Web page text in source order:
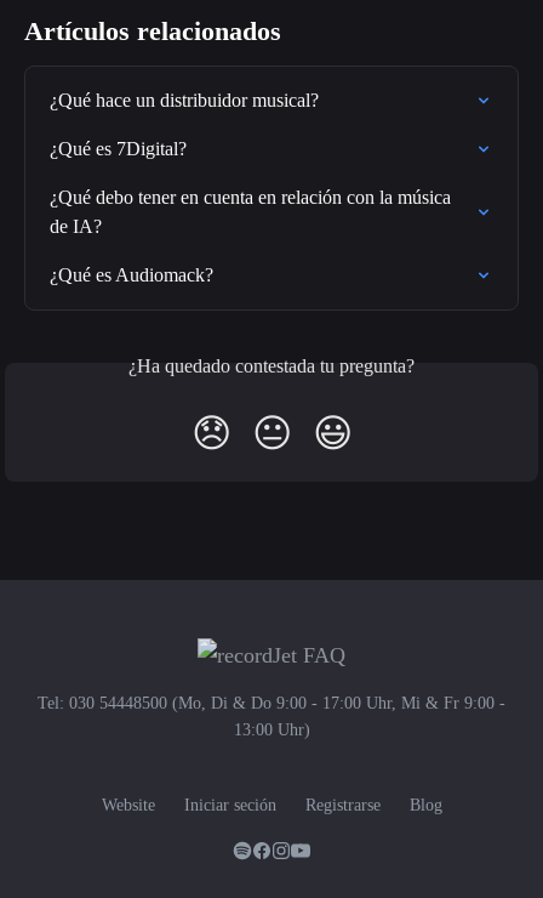
Artículos relacionados
¿Qué hace un distribuidor musical?
¿Qué es 7Digital?
¿Qué debo tener en cuenta en relación con la música
de IA?
¿Qué es Audiomack?
¿Ha quedado contestada tu pregunta?
😞 😐 😃
Tel: 030 54448500 (Mo, Di & Do 9:00 - 17:00 Uhr, Mi & Fr 9:00 -
13:00 Uhr)
Website Iniciar seción Registrarse Blog